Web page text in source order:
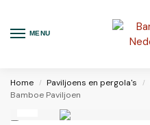
MENU
Home / Paviljoens en pergola's /
Bamboe Paviljoen